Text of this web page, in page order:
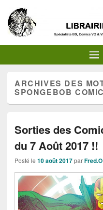
ARCHIVES DES
SPONGEBOB
Sorties des
du 7 Août 2017 !!
Posté le 10 août 2017parFred.O